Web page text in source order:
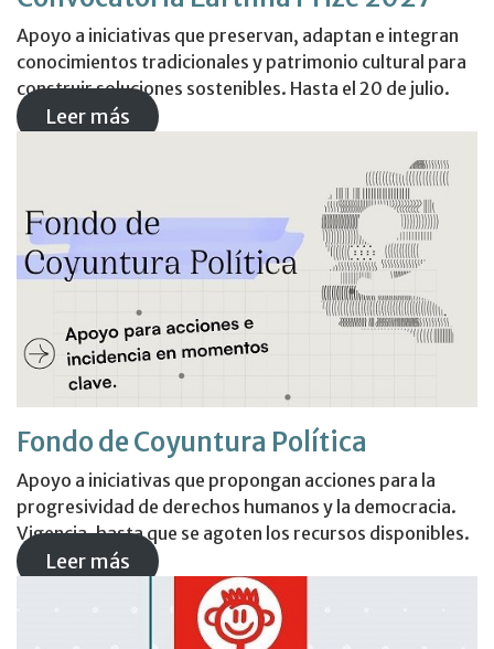
Apoyo a iniciativas que preservan, adaptan e integran
conocimientos tradicionales y patrimonio cultural para
construir soluciones sostenibles. Hasta el 20 de julio.
Leer más
Fondo de Coyuntura Política
Apoyo a iniciativas que propongan acciones para la
progresividad de derechos humanos y la democracia.
Vigencia, hasta que se agoten los recursos disponibles.
Leer más